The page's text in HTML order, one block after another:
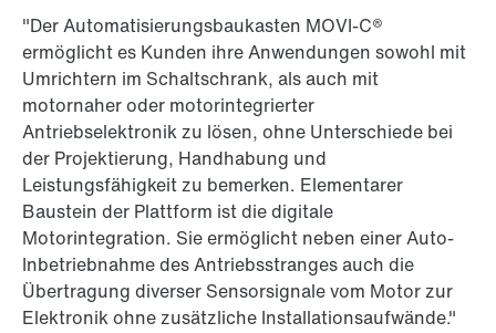
"Der Automatisierungsbaukasten MOVI-C®
ermöglicht es Kunden ihre Anwendungen sowohl mit
Umrichtern im Schaltschrank, als auch mit
motornaher oder motorintegrierter
Antriebselektronik zu lösen, ohne Unterschiede bei
der Projektierung, Handhabung und
Leistungsfähigkeit zu bemerken. Elementarer
Baustein der Plattform ist die digitale
Motorintegration. Sie ermöglicht neben einer Auto-
Inbetriebnahme des Antriebsstranges auch die
Übertragung diverser Sensorsignale vom Motor zur
Elektronik ohne zusätzliche Installationsaufwände."